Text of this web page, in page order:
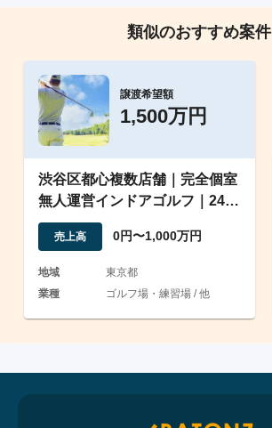
類似のおすすめ案件
譲渡希望額
1,500万円
渋谷区都心複数店舗｜完全個室
無人運営インドアゴルフ｜24時
間会員制｜女性レッスン
売上高 0円〜1,000万円
地域
東京都
業種
ゴルフ場・練習場 / 他